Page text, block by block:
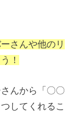
さんや他のリ
！
んから「〇〇
してくれるこ